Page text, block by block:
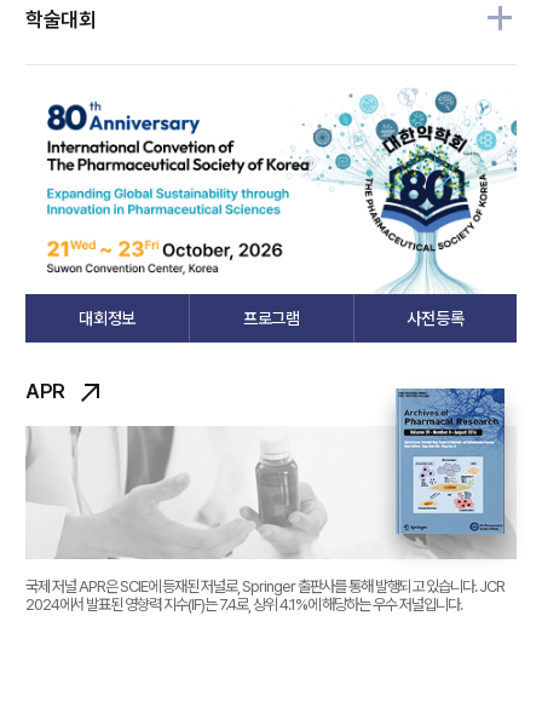
학술대회
대회정보 프로그램 사전등록
APR
국제 저널 APR은 SCIE에 등재된 저널로, Springer 출판사를 통해 발행되고 있습니다. JCR
2024에서 발표된 영향력 지수(IF)는 7.4로, 상위 4.1%에 해당하는 우수 저널입니다.